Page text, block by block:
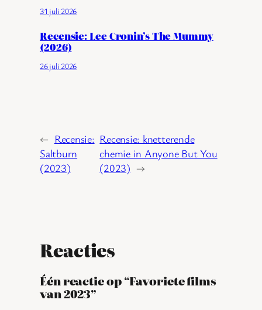
31 juli 2026
Recensie: Lee Cronin’s The Mummy
(2026)
26 juli 2026
← Recensie:
Saltburn
(2023)
Recensie: knetterende
chemie in Anyone But You
(2023) →
Reacties
Één reactie op “Favoriete films
van 2023”